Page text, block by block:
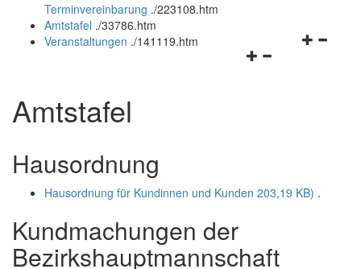
und
schließen
Terminvereinbarung ./223108.htm
Amtstafel ./33786.htm
Navigationsmenü
Veranstaltungen ./141119.htm
Amtstafel
Hausordnung
Hausordnung für Kundinnen und Kunden 203,19 KB) .
Kundmachungen der
Bezirkshauptmannschaft